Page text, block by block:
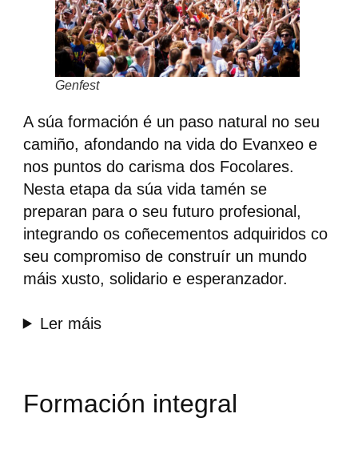
Genfest
A súa formación é un paso natural no seu
camiño, afondando na vida do Evanxeo e
nos puntos do carisma dos Focolares.
Nesta etapa da súa vida tamén se
preparan para o seu futuro profesional,
integrando os coñecementos adquiridos co
seu compromiso de construír un mundo
máis xusto, solidario e esperanzador.
Ler máis
Formación integral